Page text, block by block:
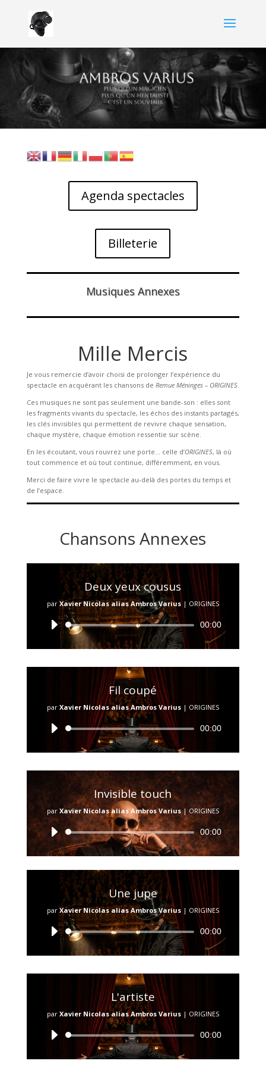
Agenda spectacles
Billeterie
Musiques Annexes
Mille Mercis
Je vous remercie d’avoir choisi de prolonger l’expérience du
spectacle en acquérant les chansons de Remue Méninges – ORIGINES.
Ces musiques ne sont pas seulement une bande-son : elles sont
les fragments vivants du spectacle, les échos des instants partagés,
les clés invisibles qui permettent de revivre chaque sensation,
chaque mystère, chaque émotion ressentie sur scène.
En les écoutant, vous rouvrez une porte… celle d’ORIGINES, là où
tout commence et où tout continue, différemment, en vous.
Merci de faire vivre le spectacle au-delà des portes du temps et
de l’espace.
Chansons Annexes
Deux yeux cousus
par Xavier Nicolas alias Ambros Varius| ORIGINES
Lecteur
audio
00:00
Fil coupé
par Xavier Nicolas alias Ambros Varius| ORIGINES
Lecteur
audio
00:00
Invisible touch
par Xavier Nicolas alias Ambros Varius|ORIGINES
Lecteur
audio
00:00
Une jupe
par Xavier Nicolas alias Ambros Varius| ORIGINES
Lecteur
audio
00:00
L'artiste
par Xavier Nicolas alias Ambros Varius| ORIGINES
Lecteur
audio
00:00